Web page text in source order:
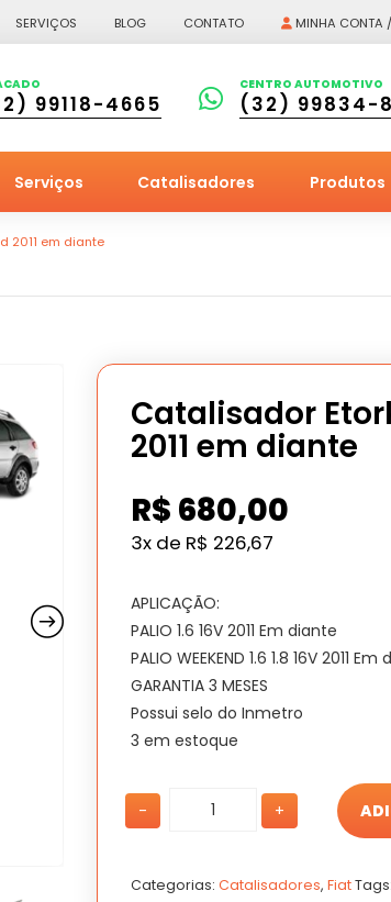
SERVIÇOS BLOG CONTATO MINHA CONTA
99118-4665
CENTRO AUTOMOTIVO
(32) 99834-
Serviços Catalisadores Produtos
2011 em diante
Catalisador
2011 em diante
R$ 680,00
3x de R$ 226,67
APLICAÇÃO:
PALIO 1.6 16V 2011 Em diante
PALIO WEEKEND 1.6 1.8 16V 2011
GARANTIA 3 MESES
Possui selo do Inmetro
3 em estoque
Catalisador
Etork
Palio
Catalisador
Etork
Palio
+
-
Categorias: Catalisadores, Fiat Tags: